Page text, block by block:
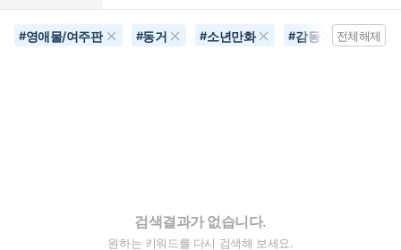
#영애물/여주판 #동거 #소년만화 #감동 #라이트
전체해제
검색결과가 없습니다.
원하는 키워드를 다시 검색해 보세요.